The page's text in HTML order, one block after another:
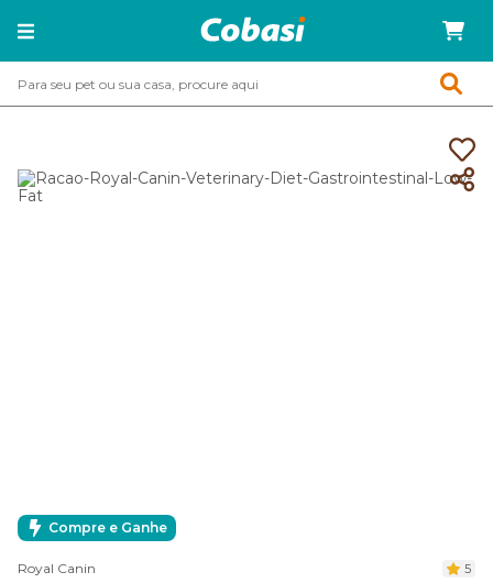
Compre e Ganhe
Royal Canin 5